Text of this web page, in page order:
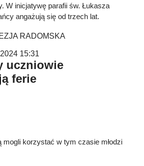
W inicjatywę parafii św. Łukasza
angażują się od trzech lat.
RADOMSKA
15:31
uczniowie
ferie
mogli korzystać w tym czasie młodzi